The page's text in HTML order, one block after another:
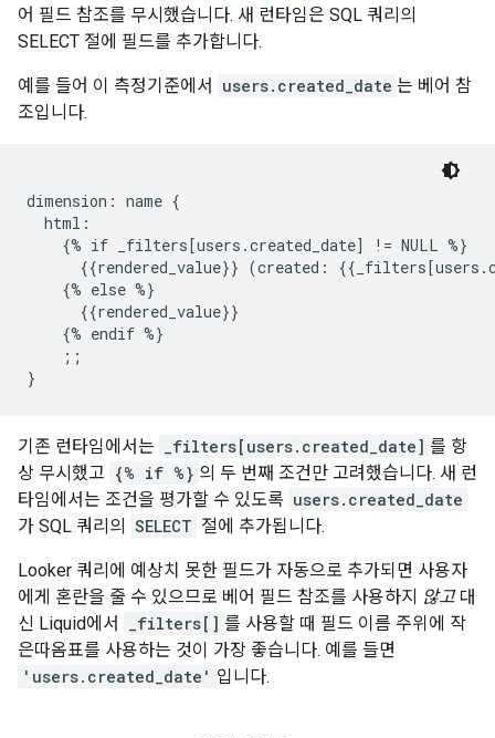
어 필드 참조를 무시했습니다. 새 런타임은 SQL 쿼리의
SELECT 절에 필드를 추가합니다.
예를 들어 이 측정기준에서 users.created_date 는 베어 참
조입니다.
dimension: name {
  html:
    {% if _filters[users.created_date] != NULL %}
{{rendered_value}} (created:
    {% else %}
      {{rendered_value}}
    {% endif %}
    ;;
기존 런타임에서는 _filters[users.created_date] 를 항
상 무시했고 {% if %} 의 두 번째 조건만 고려했습니다. 새 런
타임에서는 조건을 평가할 수 있도록 users.created_date
가 SQL 쿼리의
SELECT 절에 추가됩니다.
Looker 쿼리에 예상치 못한 필드가 자동으로 추가되면 사용자
에게 혼란을 줄 수 있으므로 베어 필드 참조를 사용하지 않고대
신 Liquid에서
_filters[] 를 사용할 때 필드 이름 주위에 작
은따옴표를 사용하는 것이 가장 좋습니다. 예를 들면
'users.created_date' 입니다.